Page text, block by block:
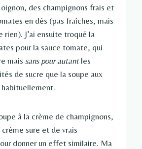
des champignons frais et
en dés (pas fraîches, mais
rien). J’ai ensuite troqué la
pour la sauce tomate, qui
mais sans pour autantles
de sucre que la soupe aux
à la crème de champignons,
sure et de vrais
donner un effet similaire. Ma